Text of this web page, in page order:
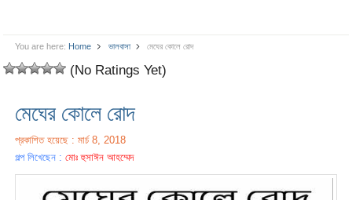
You are here: Home ভালবাসা মেঘের কোলে রোদ
(No Ratings Yet)
মেঘের কোলে রোদ
প্রকাশিত হয়েছে : মার্চ 8, 2018
গল্প লিখেছেন :মোঃ হুসাঈন আহম্মেদ